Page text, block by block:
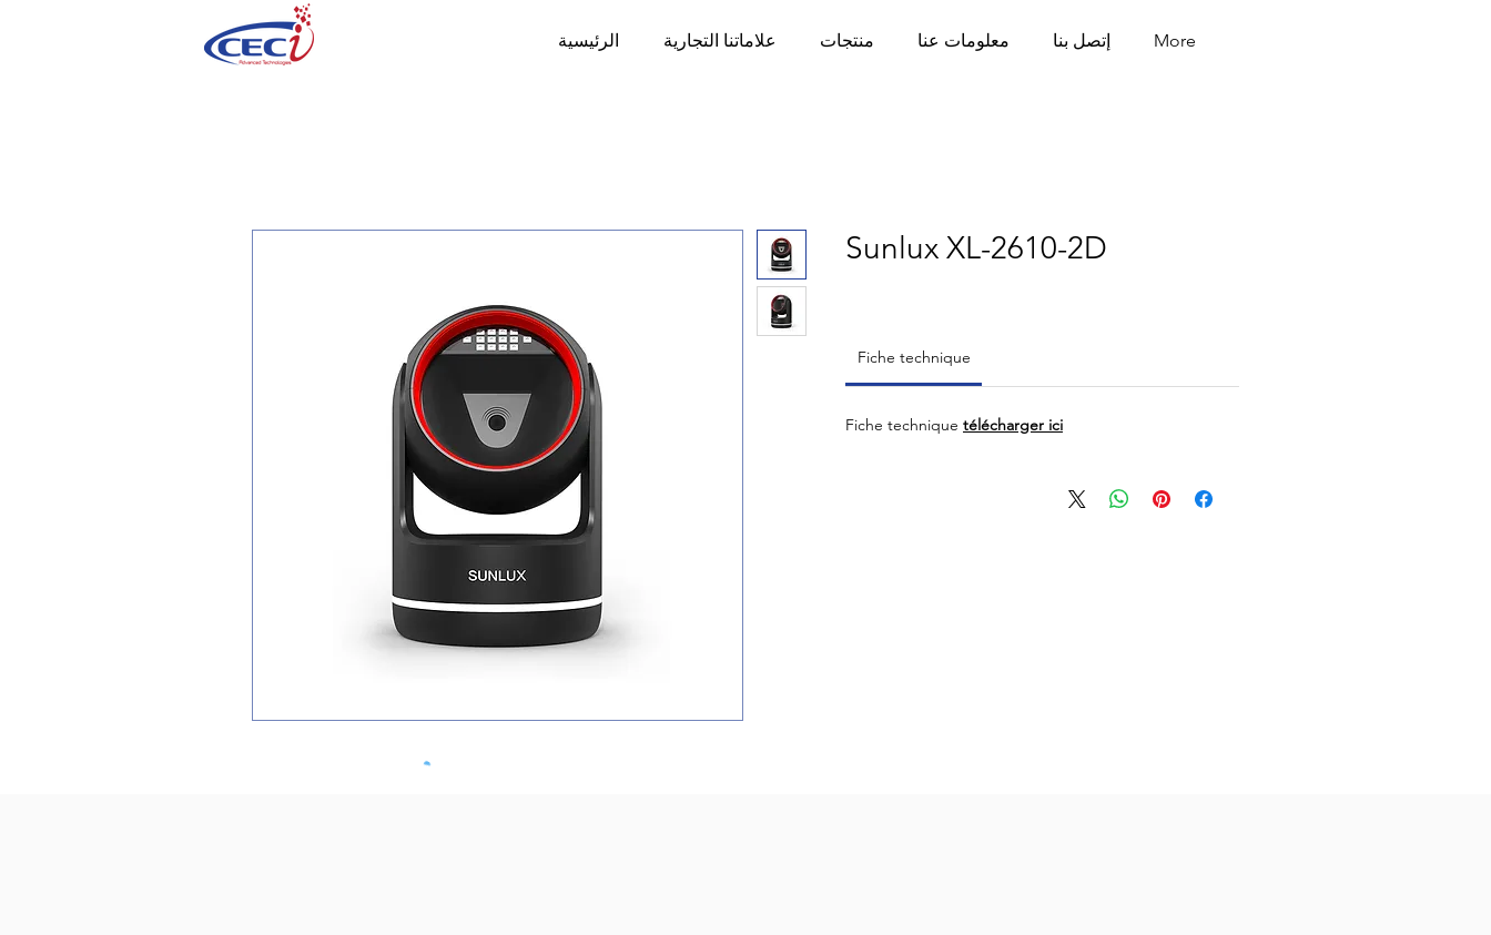
الرئيسية علاماتنا التجارية منتجات معلومات عنا إتصل بنا More
Sunlux XL-2610-2D
Fiche technique
Fiche technique télécharger ici